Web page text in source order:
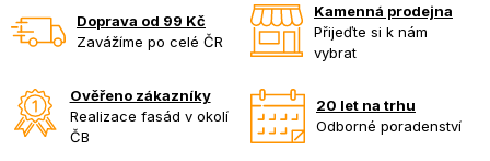
Doprava od 99 Kč
Zavážíme po celé ČR
Kamenná prodejna
Přijeďte si k nám
vybrat
Ověřeno zákazníky
Realizace fasád v okolí
ČB
20 let na trhu
Odborné poradenství